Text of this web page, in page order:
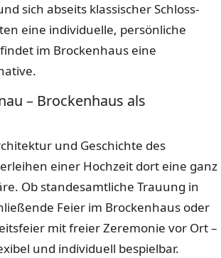
sich abseits klassischer Schloss-
eine individuelle, persönliche
im Brockenhaus eine
– Brockenhaus als
und Geschichte des
einer Hochzeit dort eine ganz
Ob standesamtliche Trauung in
Feier im Brockenhaus oder
mit freier Zeremonie vor Ort –
und individuell bespielbar.